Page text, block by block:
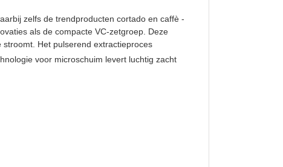
zelfs de trendproducten cortado en caffè
als de compacte VC-zetgroep. Deze
Het pulserend extractieproces
voor microschuim levert luchtig zacht